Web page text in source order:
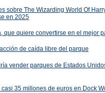
sobre The Wizarding World Of
en 2025
que quiere convertirse en el mejor
de caída libre del parque
vender parques de Estados
35 millones de euros en Dock